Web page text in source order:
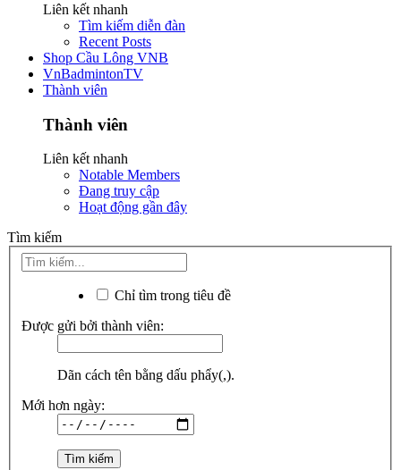
Liên kết nhanh
Tìm kiếm diễn đàn
Recent Posts
Shop Cầu Lông VNB
VnBadmintonTV
Thành viên
Thành viên
Liên kết nhanh
Notable Members
Đang truy cập
Hoạt động gần đây
Tìm kiếm
Chỉ tìm trong tiêu đề
Được gửi bởi thành viên:
Dãn cách tên bằng dấu phẩy(,).
Mới hơn ngày: